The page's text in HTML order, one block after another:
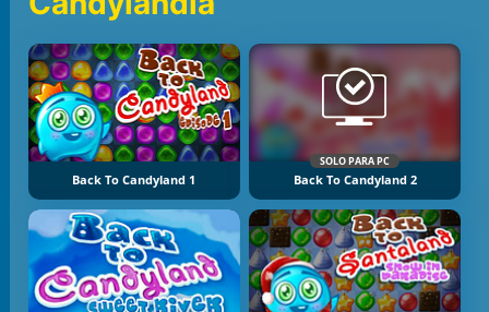
Back To Candyland 1
SOLO PARA PC
Back To Candyland 2